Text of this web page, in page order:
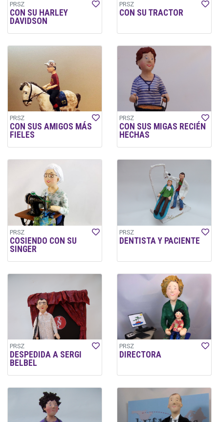
PRSZ
CON SU HARLEY
DAVIDSON
PRSZ
CON SU TRACTOR
PRSZ
CON SUS AMIGOS MÁS
FIELES
PRSZ
CON SUS MIGAS RECIÉN
HECHAS
PRSZ
COSIENDO CON SU
SINGER
PRSZ
DENTISTA Y PACIENTE
PRSZ
DESPEDIDA A SERGI
BELBEL
PRSZ
DIRECTORA